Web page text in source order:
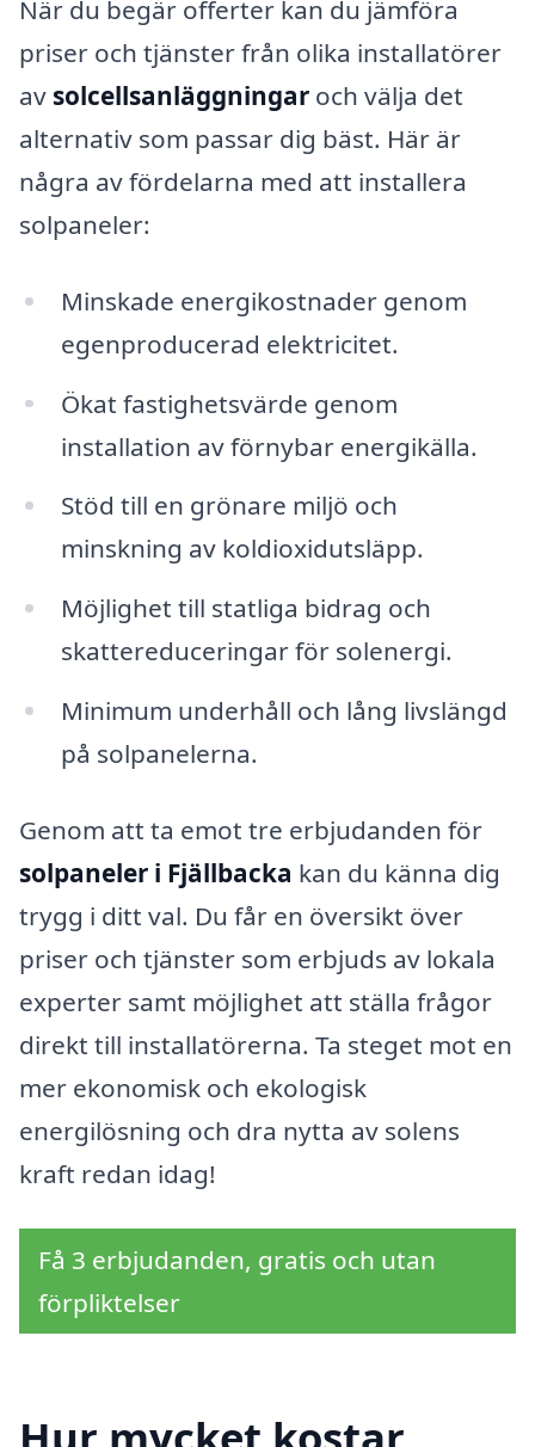
När du begär offerter kan du jämföra
priser och tjänster från olika installatörer
av solcellsanläggningar och välja det
alternativ som passar dig bäst. Här är
några av fördelarna med att installera
solpaneler:
Minskade energikostnader genom
egenproducerad elektricitet.
Ökat fastighetsvärde genom
installation av förnybar energikälla.
Stöd till en grönare miljö och
minskning av koldioxidutsläpp.
Möjlighet till statliga bidrag och
skattereduceringar för solenergi.
Minimum underhåll och lång livslängd
på solpanelerna.
Genom att ta emot tre erbjudanden för
solpaneler i Fjällbacka kan du känna dig
trygg i ditt val. Du får en översikt över
priser och tjänster som erbjuds av lokala
experter samt möjlighet att ställa frågor
direkt till installatörerna. Ta steget mot en
mer ekonomisk och ekologisk
energilösning och dra nytta av solens
kraft redan idag!
Få 3 erbjudanden, gratis och utan
förpliktelser